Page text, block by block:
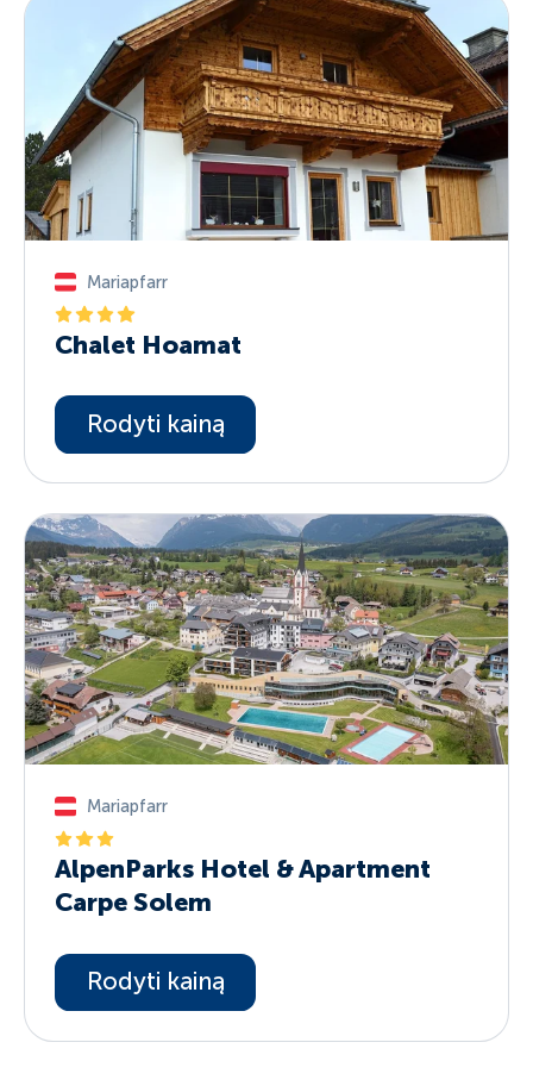
Mariapfarr
Chalet Hoamat
Rodyti kainą
Mariapfarr
AlpenParks Hotel & Apartment
Carpe Solem
Rodyti kainą